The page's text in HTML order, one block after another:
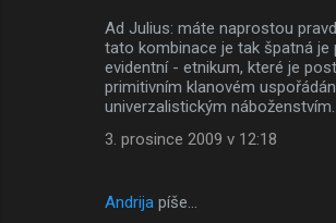
Ad Julius: máte naprostou
tato kombinace je tak špatná je
evidentní - etnikum, které je
primitivním klanovém
univerzalistickým náboženstvím.
3. prosince 2009 v 12:18
Andrija píše…